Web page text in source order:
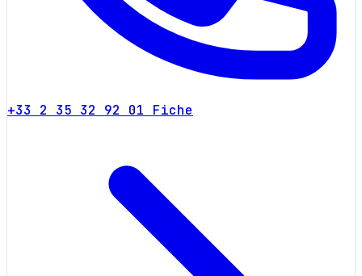
+33 2 35 32 92 01 Fiche